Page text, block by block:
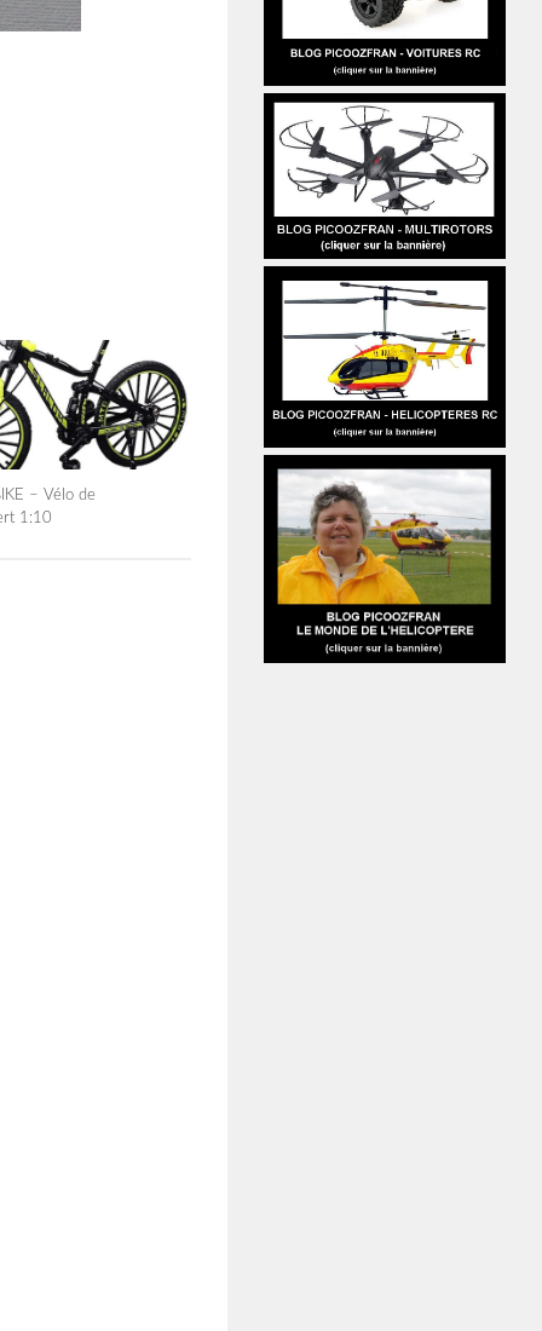
– Vélo de
1:10